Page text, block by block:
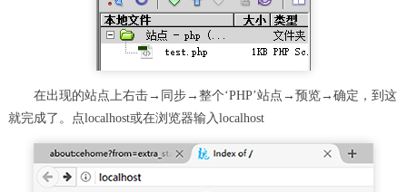
在出现的站点上右击→同步→整个‘PHP’站点→预览→确定，到这
就完成了。点localhost或在浏览器输入localhost